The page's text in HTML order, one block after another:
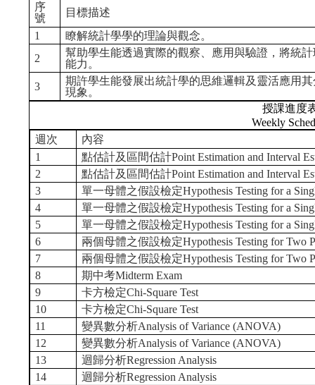
序
號
目標描述
1
瞭解統計學學的理論與觀念。
2
幫助學生能透過實際的觀察、應用與驗證，將統
能力。
3
期許學生能發展出統計學的思維邏輯及靈活應用
現象。
授課進度
Weekly
週次
內容
1
點估計及區間估計Point Estimation and Interval
2
點估計及區間估計Point Estimation and Interval
3
單一母體之假設檢定Hypothesis Testing for a
4
單一母體之假設檢定Hypothesis Testing for a
5
單一母體之假設檢定Hypothesis Testing for a
6
兩個母體之假設檢定Hypothesis Testing for Two
7
兩個母體之假設檢定Hypothesis Testing for Two
8
期中考Midterm Exam
9
卡方檢定Chi-Square Test
10
卡方檢定Chi-Square Test
11
變異數分析Analysis of Variance (ANOVA)
12
變異數分析Analysis of Variance (ANOVA)
13
迴歸分析Regression Analysis
14
迴歸分析Regression Analysis